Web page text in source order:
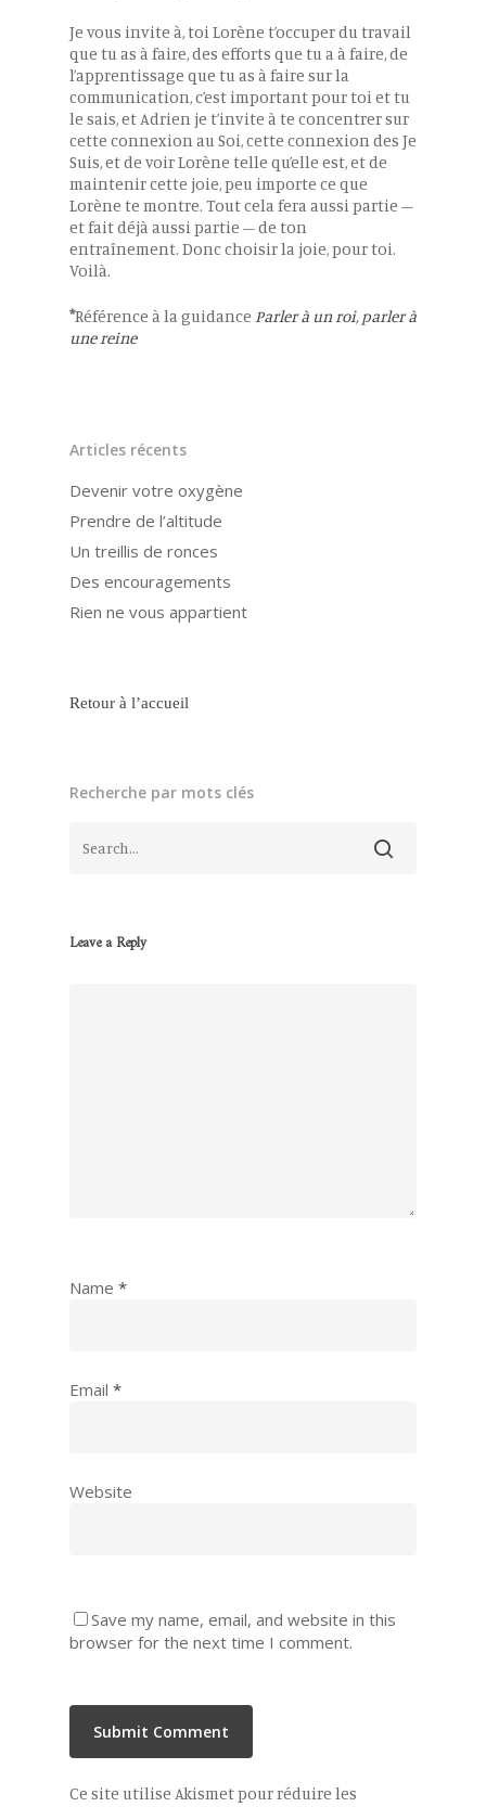
Je vous invite à, toi Lorène t’occuper du travail
que tu as à faire, des efforts que tu a à faire, de
l’apprentissage que tu as à faire sur la
communication, c’est important pour toi et tu
le sais, et Adrien je t’invite à te concentrer sur
cette connexion au Soi, cette connexion des Je
Suis, et de voir Lorène telle qu’elle est, et de
maintenir cette joie, peu importe ce que
Lorène te montre. Tout cela fera aussi partie –
et fait déjà aussi partie – de ton
entraînement. Donc choisir la joie, pour toi.
Voilà.
*Référence à la guidance Parler à un roi, parler à
une reine
Articles récents
Devenir votre oxygène
Prendre de l’altitude
Un treillis de ronces
Des encouragements
Rien ne vous appartient
Retour à l’accueil
Recherche par mots clés
Leave a Reply
Name *
Email *
Website
Save my name, email, and website in this
browser for the next time I comment.
Ce site utilise Akismet pour réduire les